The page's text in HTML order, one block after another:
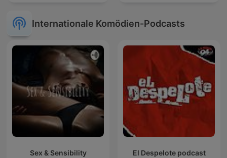
Internationale Komödien-Podcasts
Sex & Sensibility El Despelote podcast